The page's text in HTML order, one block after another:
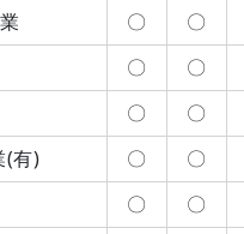
業
〇 〇
〇 〇
〇 〇
(有)
〇 〇
〇 〇